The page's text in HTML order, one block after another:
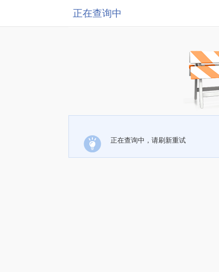
正在查询中
正在查询中，请刷新重试